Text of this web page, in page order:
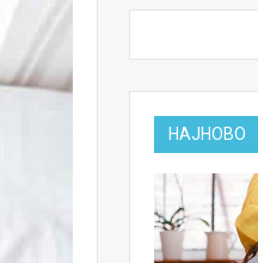
НАЈНОВО